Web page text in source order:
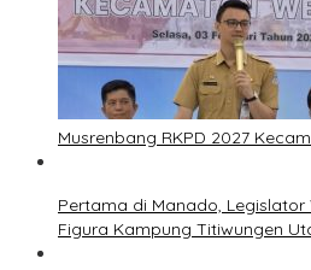
Musrenbang RKPD 2027
Pertama di Manado,
Figura Kampung Titiwungen